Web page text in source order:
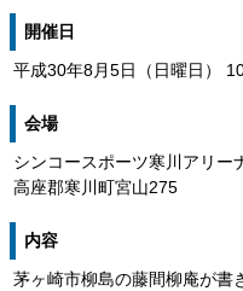
開催日
平成30年8月5日（日曜日）
会場
シンコースポーツ寒川アリー
高座郡寒川町宮山275
内容
茅ヶ崎市柳島の藤間柳庵が書